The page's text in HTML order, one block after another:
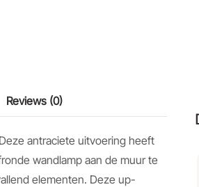
Reviews (0)
antraciete uitvoering heeft
wandlamp aan de muur te
elementen. Deze up-